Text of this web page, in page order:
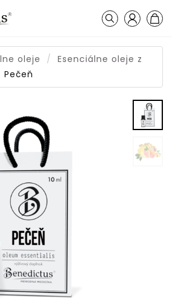
Vyhľadávanie
Košík
oleje
Esenciálne oleje z
Pečeň